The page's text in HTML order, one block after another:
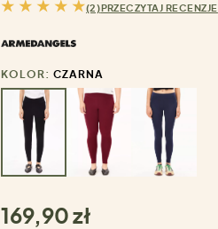
(2)PRZECZYTAJ RECENZJE
KOLOR: CZARNA
169,90 zł